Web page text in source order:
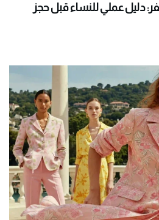
دليل عملي للنساء قبل حجز